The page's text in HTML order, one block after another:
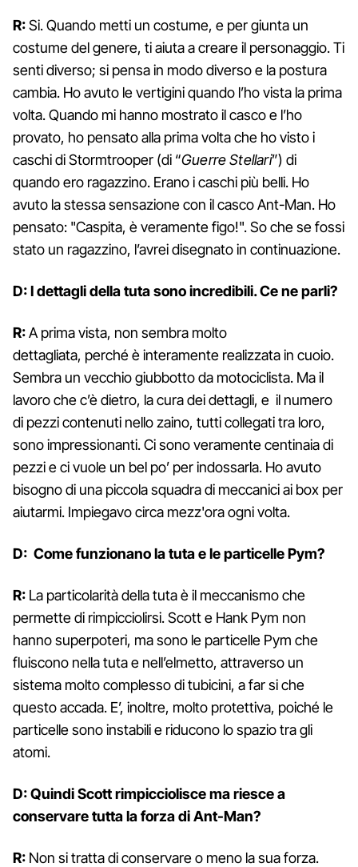
R:Si. Quando metti un costume, e per giunta un
costume del genere, ti aiuta a creare il personaggio. Ti
senti diverso; si pensa in modo diverso e la postura
cambia. Ho avuto le vertigini quando l’ho vista la prima
volta. Quando mi hanno mostrato il casco e l’ho
provato, ho pensato alla prima volta che ho visto i
caschi di Stormtrooper (di “Guerre Stellari”) di
quando ero ragazzino. Erano i caschi più belli. Ho
avuto la stessa sensazione con il casco Ant-Man. Ho
pensato: "Caspita, è veramente figo!". So che se fossi
stato un ragazzino, l’avrei disegnato in continuazione.
D: I dettagli della tuta sono incredibili. Ce ne parli?
R:A prima vista, non sembra molto
dettagliata, perché è interamente realizzata in cuoio.
Sembra un vecchio giubbotto da motociclista. Ma il
lavoro che c’è dietro, la cura dei dettagli, e il numero
di pezzi contenuti nello zaino, tutti collegati tra loro,
sono impressionanti. Ci sono veramente centinaia di
pezzi e ci vuole un bel po’ per indossarla. Ho avuto
bisogno di una piccola squadra di meccanici ai box per
aiutarmi. Impiegavo circa mezz'ora ogni volta.
D: Come funzionano la tuta e le particelle Pym?
R: La particolarità della tuta è il meccanismo che
permette di rimpicciolirsi. Scott e Hank Pym non
hanno superpoteri, ma sono le particelle Pym che
fluiscono nella tuta e nell’elmetto, attraverso un
sistema molto complesso di tubicini, a far si che
questo accada. E’, inoltre, molto protettiva, poiché le
particelle sono instabili e riducono lo spazio tra gli
atomi.
D: Quindi Scott rimpicciolisce ma riesce a
conservare tutta la forza di Ant-Man?
R: Non si tratta di conservare o meno la sua forza.